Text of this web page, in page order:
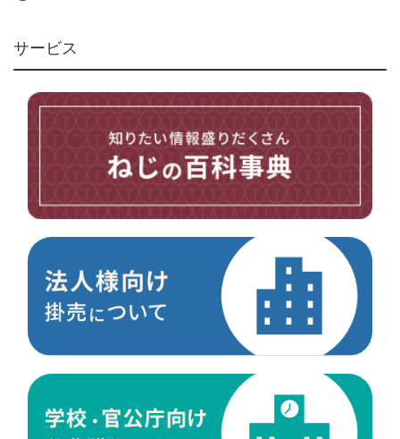
アンカー・プラグ
ユニファイねじ
その他ねじ
電材・設備
切削工具
ケミカル製品
サービス